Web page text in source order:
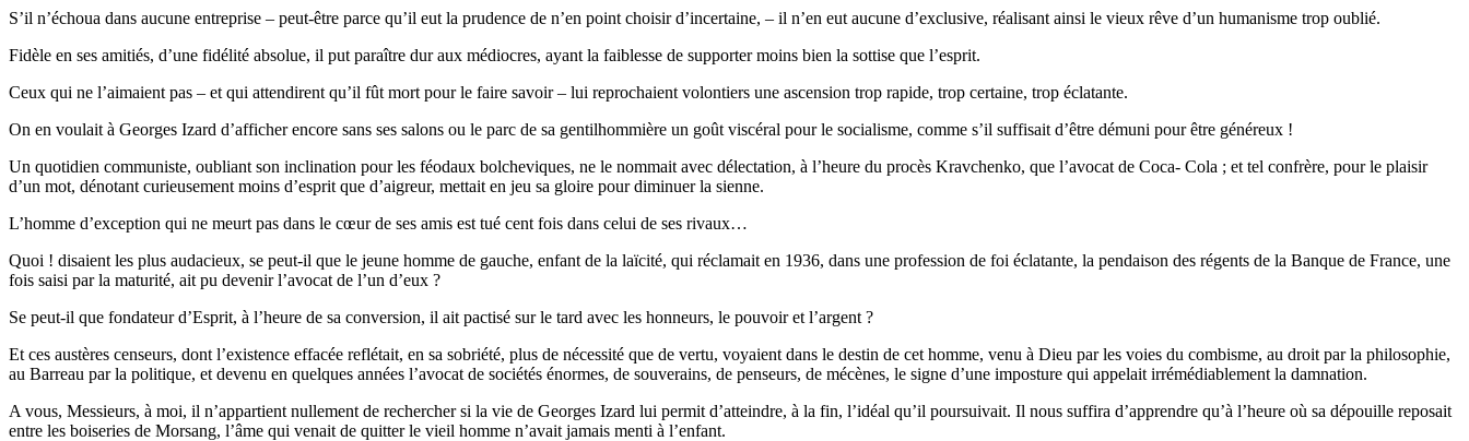
S’il n’échoua dans aucune entreprise – peut-être parce qu’il eut la prudence de n’en point choisir d’incertaine, – il n’en eut aucune d’exclusive, réalisant ainsi le vieux rêve d’un humanisme trop oublié.
Fidèle en ses amitiés, d’une fidélité absolue, il put paraître dur aux médiocres, ayant la faiblesse de supporter moins bien la sottise que l’esprit.
Ceux qui ne l’aimaient pas – et qui attendirent qu’il fût mort pour le faire savoir – lui reprochaient volontiers une ascension trop rapide, trop certaine, trop éclatante.
On en voulait à Georges Izard d’afficher encore sans ses salons ou le parc de sa gentilhommière un goût viscéral pour le socialisme, comme s’il suffisait d’être démuni pour être généreux !
Un quotidien communiste, oubliant son inclination pour les féodaux bolcheviques, ne le nommait avec délectation, à l’heure du procès Kravchenko, que l’avocat de Coca- Cola ; et tel confrère, pour le plaisir
d’un mot, dénotant curieusement moins d’esprit que d’aigreur, mettait en jeu sa gloire pour diminuer la sienne.
L’homme d’exception qui ne meurt pas dans le cœur de ses amis est tué cent fois dans celui de ses rivaux…
Quoi ! disaient les plus audacieux, se peut-il que le jeune homme de gauche, enfant de la laïcité, qui réclamait en 1936, dans une profession de foi éclatante, la pendaison des régents de la Banque de France, une
fois saisi par la maturité, ait pu devenir l’avocat de l’un d’eux ?
Se peut-il que fondateur d’Esprit, à l’heure de sa conversion, il ait pactisé sur le tard avec les honneurs, le pouvoir et l’argent ?
Et ces austères censeurs, dont l’existence effacée reflétait, en sa sobriété, plus de nécessité que de vertu, voyaient dans le destin de cet homme, venu à Dieu par les voies du combisme, au droit par la philosophie,
au Barreau par la politique, et devenu en quelques années l’avocat de sociétés énormes, de souverains, de penseurs, de mécènes, le signe d’une imposture qui appelait irrémédiablement la damnation.
A vous, Messieurs, à moi, il n’appartient nullement de rechercher si la vie de Georges Izard lui permit d’atteindre, à la fin, l’idéal qu’il poursuivait. Il nous suffira d’apprendre qu’à l’heure où sa dépouille reposait
entre les boiseries de Morsang, l’âme qui venait de quitter le vieil homme n’avait jamais menti à l’enfant.